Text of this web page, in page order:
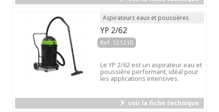
Aspirateurs eaux et poussières
YP 2/62
Ref. 121210
Le YP 2/62 est un aspirateur eau et
poussière performant, idéal pour
les applications intensives.
voir la fiche technique